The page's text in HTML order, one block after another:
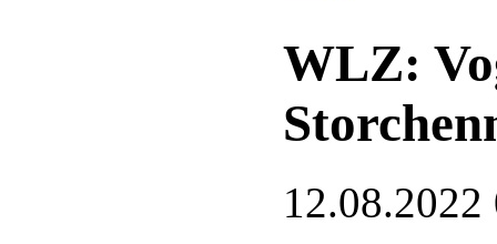
WLZ:
12.08.2022